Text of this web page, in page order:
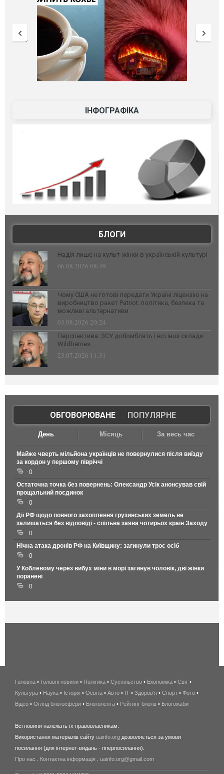
ІНФОГРАФІКА
БЛОГИ
Надія лише на культ жінки в українській культурі
06.08.2026 08:49
Чому США не готові передати Україні ліцензію на
виробництво ракет Patriot: політика, безпека та
можливі альтернативи
03.08.2026 20:24
Перспектива: ЗСУ добомблять і всі інші склади
Wildberries
23.07.2026 11:31
ОБГОВОРЮВАНЕ| ПОПУЛЯРНЕ
День Місяць За весь час
Майже чверть мільйона українців не повернулися після виїзду
за кордон у першому півріччі
0
Остаточна точка без повернень: Олександр Усік анонсував свій
прощальний поєдинок
0
Дії РФ щодо повного захоплення грузинських земель не
залишаться без відповіді - спільна заява чотирьох країн Заходу
0
Нічна атака дронів РФ на Київщину: загинули троє осіб
0
У Коблевому через вибух міни в морі загинув чоловік, дві жінки
поранені
0
беспроводной
интернет
киев
wimax
в
Головна • Головні новини • Політика • Суспільство • Економіка • Світ •
Культура • Наука • Історія • Освіта • Авто • IT • Здоров'я • Спорт • Фото •
Відео • Огляд блогосфери • Блоголента • Рейтинг блогів • Блогожаби
Всі новини належать їх правовласникам.
Використання матеріалів сайту uainfo.org дозволяється за умови
посилання (для інтернет-видань - гіперпосилання).
Про нас
Контактна інформація uainfo.org@gmail.com